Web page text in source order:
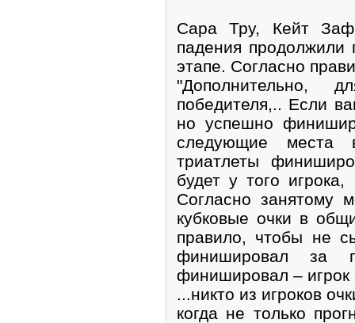
Сара Тру, Кейт
падения продолжили
этапе. Согласно
"Дополнительно,
победителя,.. Если
но успешно
следующие места
триатлеты
будет у того
Согласно занятому
кубковые очки в
правило, чтобы не
финишировал за
финишировал – игрок
...никто из игроков
когда не только